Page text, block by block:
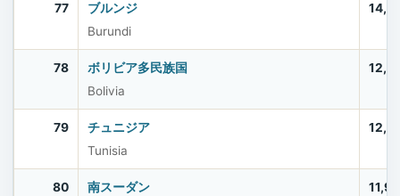
77
ブルンジ
Burundi
78
ボリビア多民族国
Bolivia
79
チュニジア
Tunisia
80
南スーダン